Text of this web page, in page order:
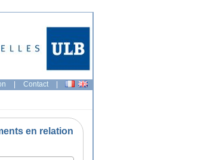
| Contact |
en relation